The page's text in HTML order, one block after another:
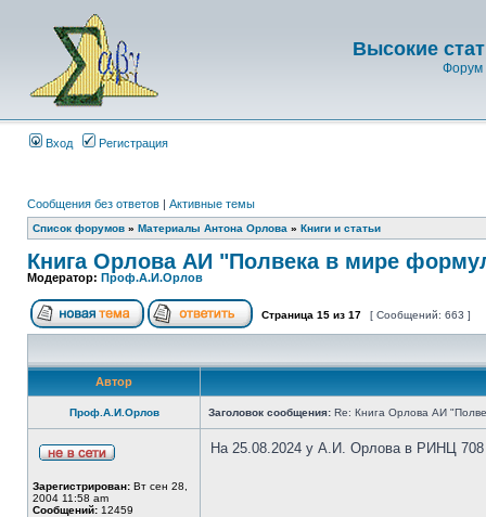
Высокие
Форум
Вход Регистрация
Сообщения без ответов | Активные темы
Список форумов » Материалы Антона Орлова » Книги и статьи
Книга Орлова АИ "Полвека в мире
Модератор: Проф.А.И.Орлов
Страница 15 из 17 [ Сообщений: 663 ]
Автор
Проф.А.И.Орлов Заголовок сообщения: Re: Книга Орлова АИ
Зарегистрирован: Вт сен 28,
2004 11:58 am
Сообщений: 12459
На 25.08.2024 у А.И. Орлова в РИНЦ 708